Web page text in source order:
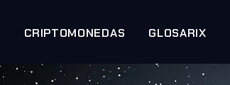
CRIPTOMONEDAS GLOSARIX